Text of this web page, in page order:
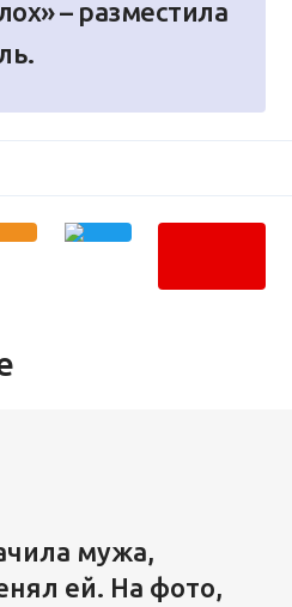
– разместила
мужа,
ей. На фото,